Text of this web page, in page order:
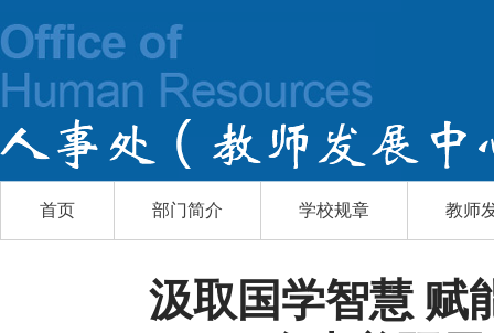
首页 部门简介 学校规章 教师
汲取国学智慧